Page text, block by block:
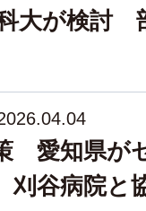
大が検討
愛知県
刈谷病院と